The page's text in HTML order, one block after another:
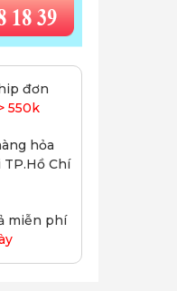
đơn
550k
hỏa
Chí
miễn phí